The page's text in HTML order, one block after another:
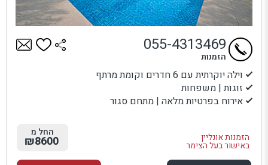
וילה יוקרתית עם 6 חדרים וקומת מרתף
זוגות | משפחות
אירוח בפרטיות מלאה | מתחם סגור
הזמנות אונליין
באישור בעל הצימר
055-4313469
הזמנות
החל מ
₪8600